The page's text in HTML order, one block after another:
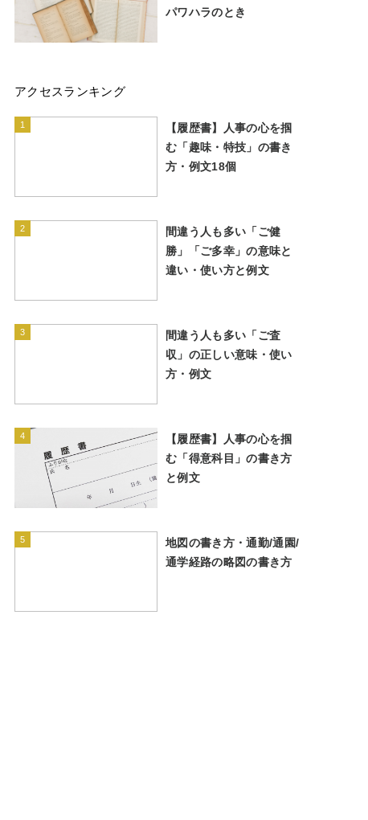
パワハラのとき
アクセスランキング
1
【履歴書】人事の心を掴
む「趣味・特技」の書き
方・例文18個
2
間違う人も多い「ご健
勝」「ご多幸」の意味と
違い・使い方と例文
3
間違う人も多い「ご査
収」の正しい意味・使い
方・例文
4
【履歴書】人事の心を掴
む「得意科目」の書き方
と例文
5
地図の書き方・通勤/通園/
通学経路の略図の書き方